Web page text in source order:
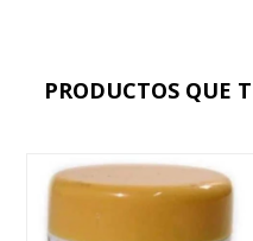
PRODUCTOS QUE